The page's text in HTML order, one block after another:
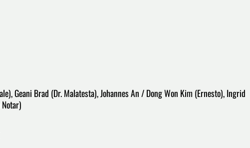
Geani Brad (Dr. Malatesta), Johannes An / Dong Won Kim (Ernesto), Ingrid